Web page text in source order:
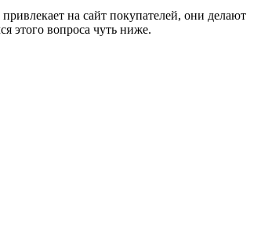
на сайт покупателей, они делают
этого вопроса чуть ниже.